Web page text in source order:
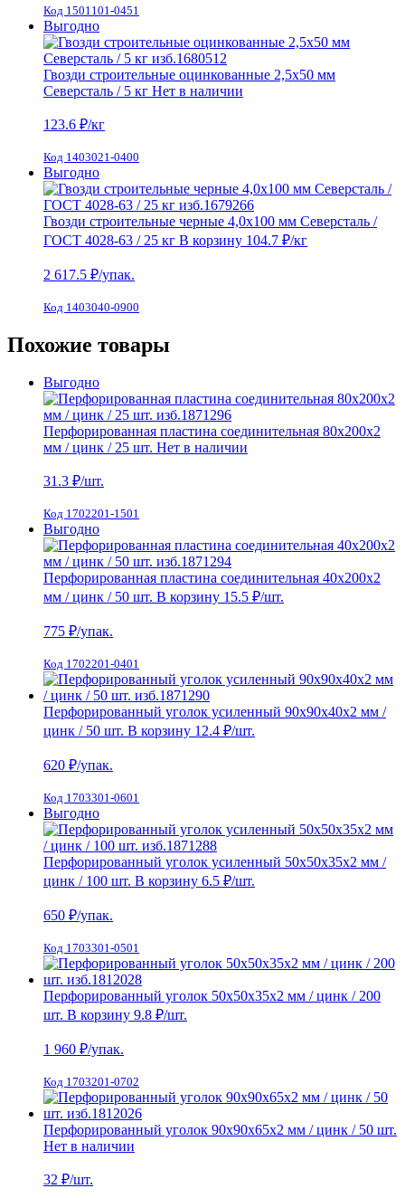
Код 1501101-0451
Выгодно
Гвозди строительные оцинкованные 2,5х50 мм
Северсталь / 5 кг Нет в наличии
123.6 ₽/кг
Код 1403021-0400
Выгодно
Гвозди строительные черные 4,0х100 мм Северсталь /
ГОСТ 4028-63 / 25 кг В корзину 104.7 ₽/кг
2 617.5 ₽/упак.
Код 1403040-0900
Похожие товары
Выгодно
Перфорированная пластина соединительная 80х200х2
мм / цинк / 25 шт. Нет в наличии
31.3 ₽/шт.
Код 1702201-1501
Выгодно
Перфорированная пластина соединительная 40х200х2
мм / цинк / 50 шт. В корзину 15.5 ₽/шт.
775 ₽/упак.
Код 1702201-0401
Перфорированный уголок усиленный 90х90х40х2 мм /
цинк / 50 шт. В корзину 12.4 ₽/шт.
620 ₽/упак.
Код 1703301-0601
Выгодно
Перфорированный уголок усиленный 50х50х35х2 мм /
цинк / 100 шт. В корзину 6.5 ₽/шт.
650 ₽/упак.
Код 1703301-0501
Перфорированный уголок 50х50х35х2 мм / цинк / 200
шт. В корзину 9.8 ₽/шт.
1 960 ₽/упак.
Код 1703201-0702
Перфорированный уголок 90х90х65х2 мм / цинк / 50 шт.
Нет в наличии
32 ₽/шт.